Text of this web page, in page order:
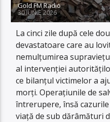
Gold FM Radio
30 IUNIE 2026
La cinci zile după cele
devastatoare care au
nemulțumirea
al intervenției
ce bilanțul victimelor a
morți. Operațiunile de
întrerupere, însă
viață de sub dărâmături